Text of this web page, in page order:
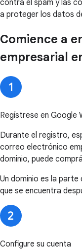
contra el spam y las
a proteger los datos
Comience a
empresarial
Regístrese en Google
Durante el registro,
correo electrónico
dominio, puede
Un dominio es la
que se encuentra
Configure su cuenta